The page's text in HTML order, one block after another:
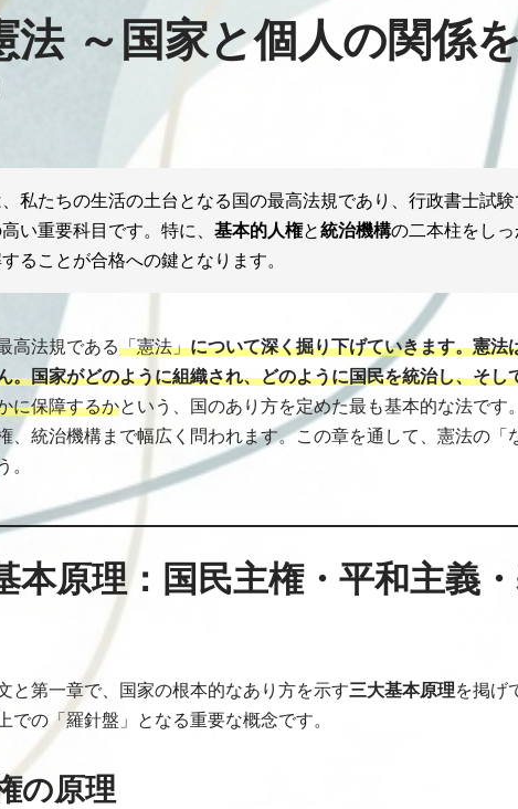
法 ～国家と個人の関係
私たちの生活の土台となる国の最高法規であり、行政書士試験
い重要科目です。特に、 基本的人権と統治機構の二本柱をしっ
ることが合格への鍵となります。
高法規である「憲法」について深く掘り下げていきます。憲法
。国家がどのように組織され、どのように国民を統治し、そし
に保障するかという、国のあり方を定めた最も基本的な法です
、統治機構まで幅広く問われます。この章を通して、憲法の「
。
本原理：国民主権・平和主義
と第一章で、国家の根本的なあり方を示す三大基本原理を掲げ
での「羅針盤」となる重要な概念です。
の原理